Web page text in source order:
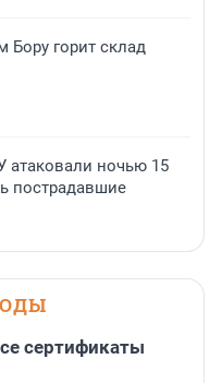
Бору горит склад
атаковали ночью 15
пострадавшие
сертификаты